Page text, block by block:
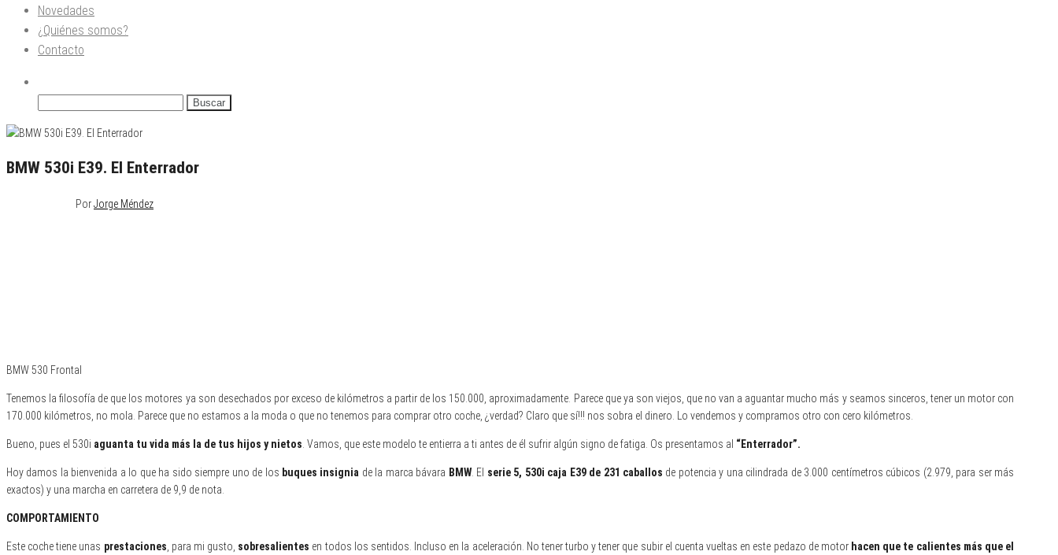
Novedades
¿Quiénes somos?
Contacto
BMW 530i E39. El Enterrador
PorJorge Méndez
BMW 530 Frontal
Tenemos la filosofía de que los motores ya son desechados por exceso de kilómetros a partir de los 150.000, aproximadamente. Parece que ya son viejos, que no van a aguantar mucho más y seamos sinceros, tener un motor con
170.000 kilómetros, no mola. Parece que no estamos a la moda o que no tenemos para comprar otro coche, ¿verdad? Claro que sí!!! nos sobra el dinero. Lo vendemos y compramos otro con cero kilómetros.
Bueno, pues el 530i aguanta tu vida más la de tus hijos y nietos . Vamos, que este modelo te entierra a ti antes de él sufrir algún signo de fatiga. Os presentamos al “Enterrador”.
Hoy damos la bienvenida a lo que ha sido siempre uno de los buques insignia de la marca bávara BMW. El serie 5, 530i caja E39 de 231 caballos de potencia y una cilindrada de 3.000 centímetros cúbicos (2.979, para ser más
exactos) y una marcha en carretera de 9,9 de nota.
COMPORTAMIENTO
Este coche tiene unas prestaciones , para mi gusto, sobresalientes en todos los sentidos. Incluso en la aceleración. No tener turbo y tener que subir el cuenta vueltas en este pedazo de motor hacen que te calientes más que el